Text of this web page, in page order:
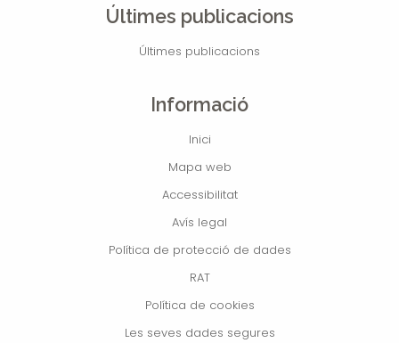
Últimes publicacions
Últimes publicacions
Informació
Inici
Mapa web
Accessibilitat
Avís legal
Política de protecció de dades
RAT
Política de cookies
Les seves dades segures